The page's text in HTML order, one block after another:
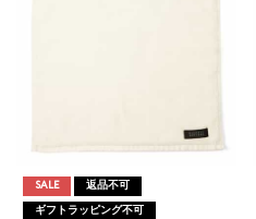
SALE 返品不可
ギフトラッピング不可